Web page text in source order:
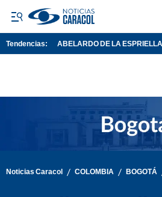
Tendencias: ABELARDO DE LA ESPRIELLA
Noticias Caracol / COLOMBIA / BOGOTÁ